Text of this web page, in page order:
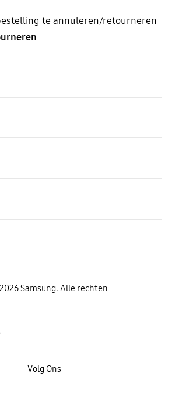
te annuleren/retourneren
Samsung. Alle rechten
Volg Ons